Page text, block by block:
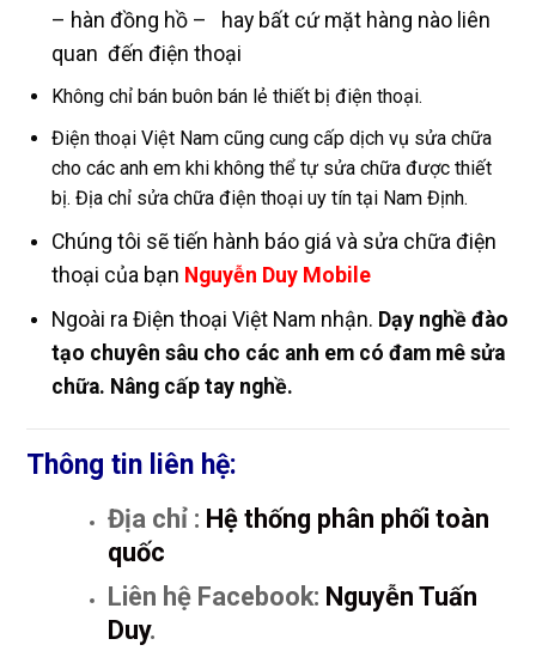
– hàn đồng hồ – hay bất cứ mặt hàng nào liên
quan đến điện thoại
Không chỉ bán buôn bán lẻ thiết bị điện thoại.
Điện thoại Việt Nam cũng cung cấp dịch vụ sửa chữa
cho các anh em khi không thể tự sửa chữa được thiết
bị. Địa chỉ sửa chữa điện thoại uy tín tại Nam Định.
Chúng tôi sẽ tiến hành báo giá và sửa chữa điện
thoại của bạn Nguyễn Duy Mobile
Ngoài ra Điện thoại Việt Nam nhận. Dạy nghề đào
tạo chuyên sâu cho các anh em có đam mê sửa
chữa. Nâng cấp tay nghề.
Thông tin liên hệ:
Địa chỉ : Hệ thống phân phối toàn
quốc
Liên hệ Facebook: Nguyễn Tuấn
Duy.